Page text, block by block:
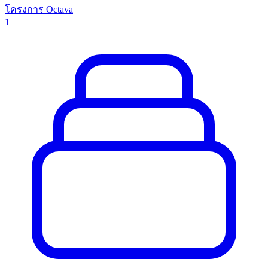
โครงการ Octava
1